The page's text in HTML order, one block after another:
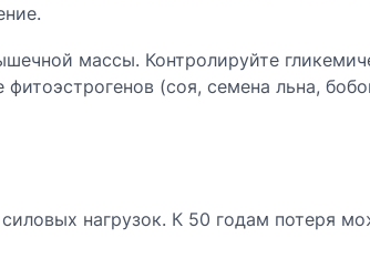
массы. Контролируйте
(соя, семена льна,
нагрузок. К 50 годам потеря